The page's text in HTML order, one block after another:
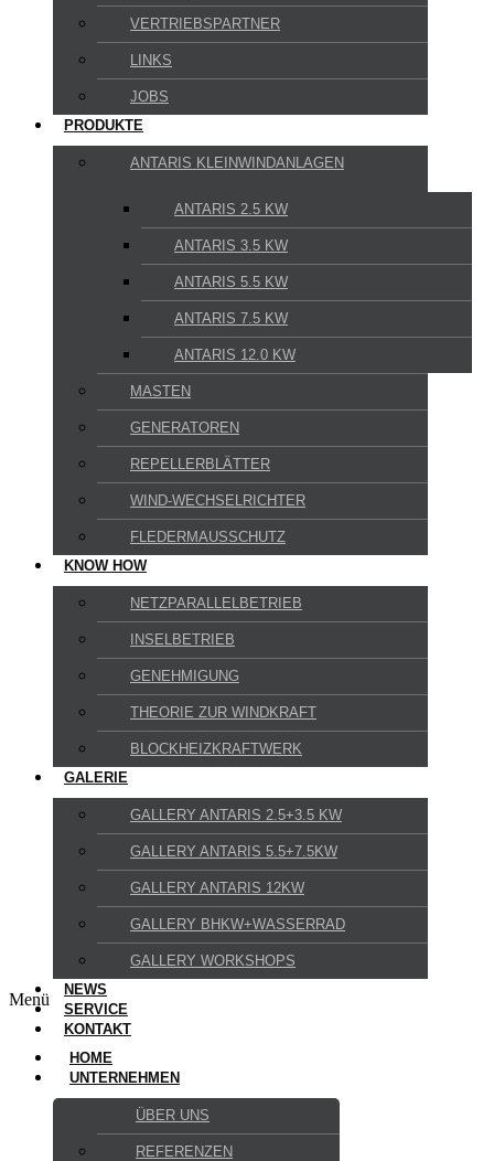
VERTRIEBSPARTNER
LINKS
JOBS
PRODUKTE
ANTARIS KLEINWINDANLAGEN
ANTARIS 2.5 KW
ANTARIS 3.5 KW
ANTARIS 5.5 KW
ANTARIS 7.5 KW
ANTARIS 12.0 KW
MASTEN
GENERATOREN
REPELLERBLÄTTER
WIND-WECHSELRICHTER
FLEDERMAUSSCHUTZ
KNOW HOW
NETZPARALLELBETRIEB
INSELBETRIEB
GENEHMIGUNG
THEORIE ZUR WINDKRAFT
BLOCKHEIZKRAFTWERK
GALERIE
GALLERY ANTARIS 2.5+3.5 KW
GALLERY ANTARIS 5.5+7.5KW
GALLERY ANTARIS 12KW
GALLERY BHKW+WASSERRAD
GALLERY WORKSHOPS
NEWS
SERVICE
KONTAKT
Menü
HOME
UNTERNEHMEN
ÜBER UNS
REFERENZEN